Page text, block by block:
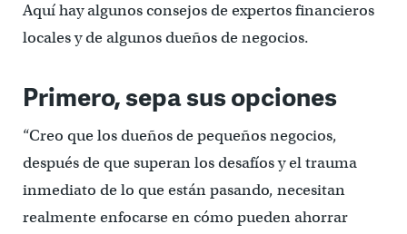
Aquí hay algunos consejos de expertos financieros
locales y de algunos dueños de negocios.
Primero, sepa sus opciones
“Creo que los dueños de pequeños negocios,
después de que superan los desafíos y el trauma
inmediato de lo que están pasando, necesitan
realmente enfocarse en cómo pueden ahorrar